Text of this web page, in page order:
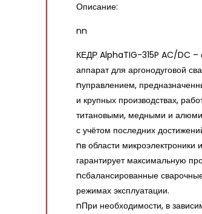
Описание:
nn
КЕДР AlphaTIG-315P AC/DC
аппарат для аргонодуговой
nуправлением,
и крупных производствах,
титановыми, медными и
с учётом последних
nв области микроэлектроники
гарантирует максимальную
nсбалансированные
режимах эксплуатации.
nПри необходимости, в